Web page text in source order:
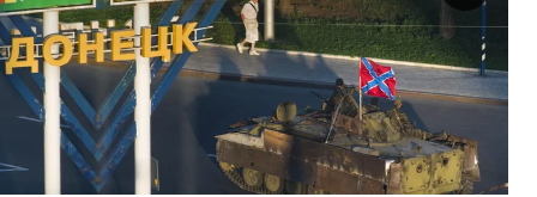
nord
wahrheit
verlag